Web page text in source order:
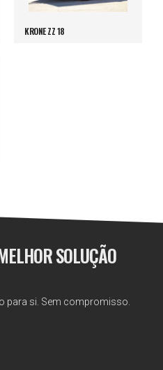
KRONE ZZ 18
SOLUÇÃO
para si. Sem compromisso.